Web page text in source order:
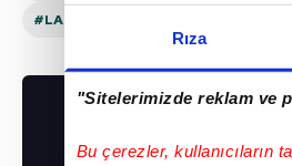
Rıza
"Sitelerimizde reklam ve
Bu çerezler, kullanıcıların
#LAMINE YAMAL
İNDİRİN!